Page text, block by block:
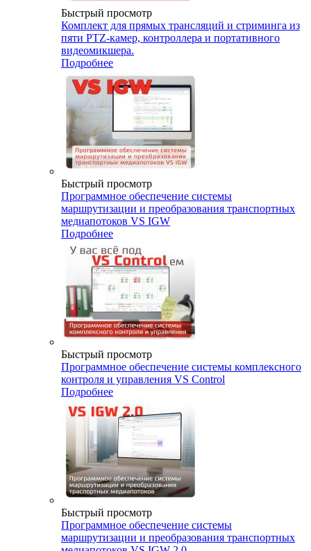
Быстрый просмотр
Комплект для прямых трансляций и стриминга из
пяти PTZ-камер, контроллера и портативного
видеомикшера.
Подробнее
Быстрый просмотр
Программное обеспечение системы
маршрутизации и преобразования транспортных
медиапотоков VS IGW
Подробнее
Быстрый просмотр
Программное обеспечение системы комплексного
контроля и управления VS Control
Подробнее
Быстрый просмотр
Программное обеспечение системы
маршрутизации и преобразования транспортных